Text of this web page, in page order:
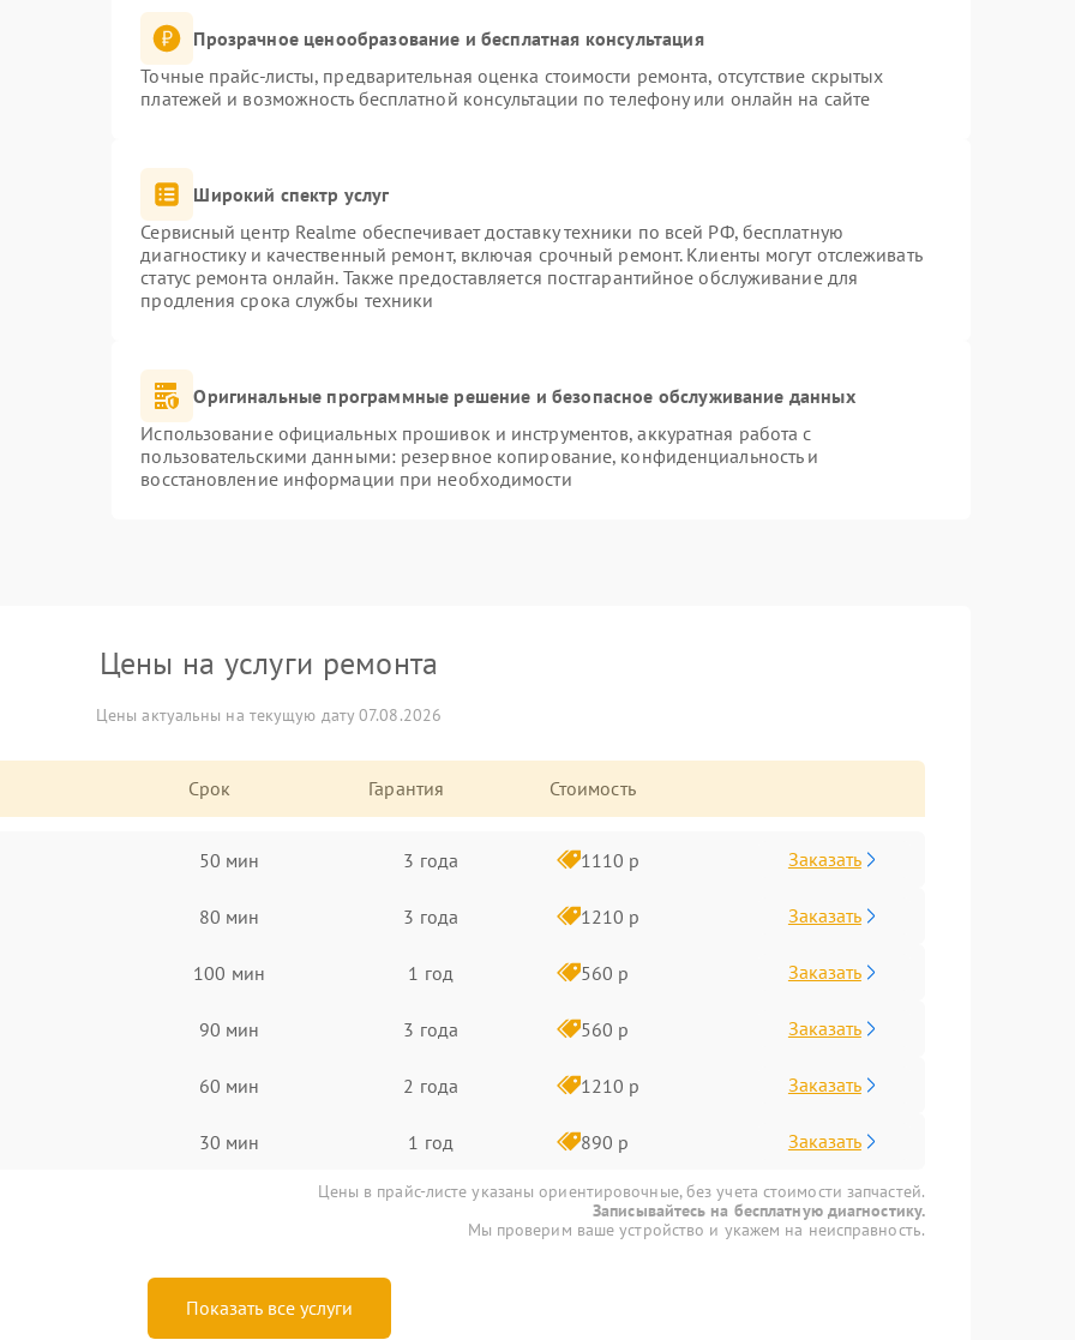
Прозрачное ценообразование и бесплатная консультация
Точные прайс-листы, предварительная оценка стоимости ремонта, отсутствие скрытых
платежей и возможность бесплатной консультации по телефону или онлайн на сайте
Широкий спектр услуг
Сервисный центр Realme обеспечивает доставку техники по всей РФ, бесплатную
диагностику и качественный ремонт, включая срочный ремонт. Клиенты могут отслеживать
статус ремонта онлайн. Также предоставляется постгарантийное обслуживание для
продления срока службы техники
Оригинальные программные решение и безопасное обслуживание данных
Использование официальных прошивок и инструментов, аккуратная работа с
пользовательскими данными: резервное копирование, конфиденциальность и
восстановление информации при необходимости
Цены на услуги ремонта
Цены актуальны на текущую дату 07.08.2026
Срок Гарантия Стоимость
50 мин 3 года 1110 р Заказать
80 мин 3 года 1210 р Заказать
100 мин 1 год 560 р Заказать
90 мин 3 года 560 р Заказать
60 мин 2 года 1210 р Заказать
30 мин 1 год 890 р Заказать
Цены в прайс-листе указаны ориентировочные, без учета стоимости запчастей.
Записывайтесь на бесплатную диагностику.
Мы проверим ваше устройство и укажем на неисправность.
Показать все услуги